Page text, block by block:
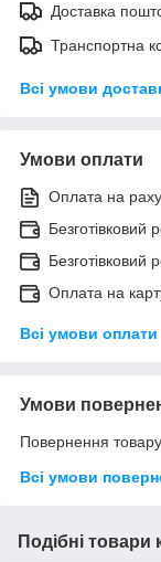
Доставка
Транспортна
Всі умови
Умови оплати
Оплата на
Безготівковий
Безготівковий
Оплата на
Всі умови оплати
Умови
Повернення
Всі умови
Подібні товари